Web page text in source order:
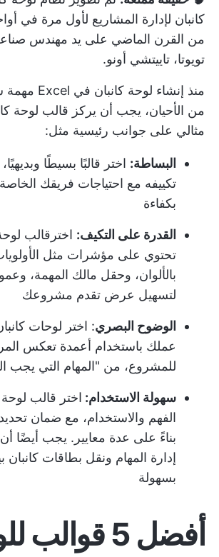
كانبان لإدارة المشاريع لأول مرة في
من القرن الماضي على يد مهندس
تويوتا، تاييتشي أونو.
منذ إنشاء لوحة كانبان في Excel
مهمة
من الأحيان، يجب أن يركز قالب لوحة
مثالي على جوانب رئيسية مثل:
البساطة: اختر قالبًا بسيطًا
تكييفه مع احتياجات فريقك الخاصة
بكفاءة
القدرة على التكيف: اختر قالب
تحتوي على مؤشرات مثل
بالألوان، وحقل مالك المهمة،
لتسهيل عرض تقدم مشروعك
الوضوح البصري: اختر لوحات
عملك باستخدام أعمدة تعكس
للمشروع، من "المهام التي يجب
سهولة الاستخدام: اختر قالب
الفهم والاستخدام، مع ضمان تحديد
بناءً على عدة معايير. يجب أيضًا
إدارة المهام ونقل بطاقات كانبان
بسهولة
أفضل 5 قوالب